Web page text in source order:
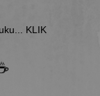
KLIK